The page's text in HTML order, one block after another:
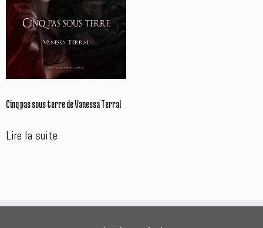
Cinq pas sous terre de Vanessa Terral
Lire la suite